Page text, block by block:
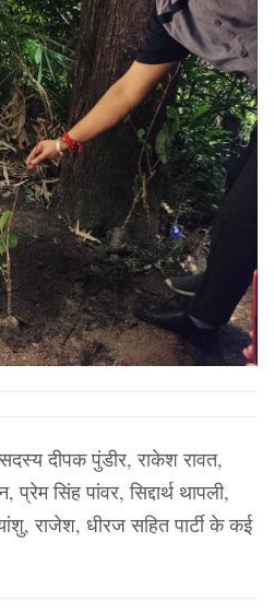
दीपक पुंडीर, राकेश रावत,
प्रेम सिंह पांवर, सिद्दार्थ थापली,
राजेश, धीरज सहित पार्टी के कई